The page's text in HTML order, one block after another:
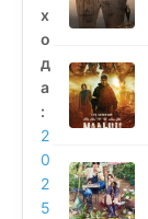
х
о
д
а
:
2
0
2
5